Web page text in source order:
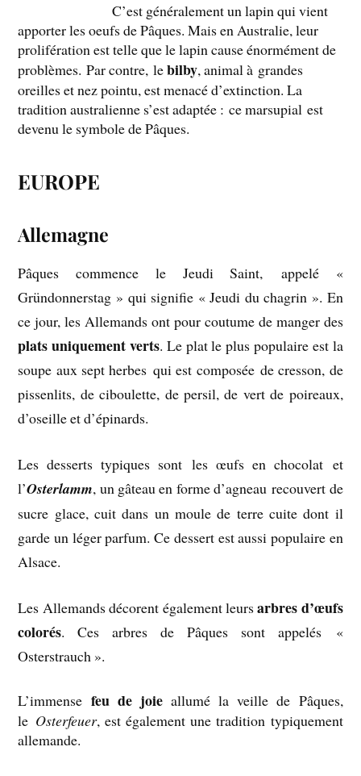
C’est généralement un lapin qui vient
apporter les oeufs de Pâques. Mais en Australie, leur
prolifération est telle que le lapin cause énormément de
problèmes. Par contre, lebilby, animal à grandes
oreilles et nez pointu, est menacé d’extinction. La
tradition australienne s’est adaptée : ce marsupial est
devenu le symbole de Pâques.
EUROPE
Allemagne
Pâques commence le Jeudi Saint, appelé «
Gründonnerstag » qui signifie « Jeudi du chagrin ». En
ce jour, les Allemands ont pour coutume de manger des
plats uniquement verts. Le plat le plus populaire est la
soupe aux sept herbes qui est composée de cresson, de
pissenlits, de ciboulette, de persil, de vert de poireaux,
d’oseille et d’épinards.
Les desserts typiques sont les œufs en chocolat et
l’Osterlamm, un gâteau en forme d’agneau recouvert de
sucre glace, cuit dans un moule de terre cuite dont il
garde un léger parfum. Ce dessert est aussi populaire en
Alsace.
Les Allemands décorent également leursarbres d’œufs
colorés. Ces arbres de Pâques sont appelés «
Osterstrauch ».
L’immense feu de joieallumé la veille de Pâques,
le Osterfeuer, est également une tradition typiquement
allemande.